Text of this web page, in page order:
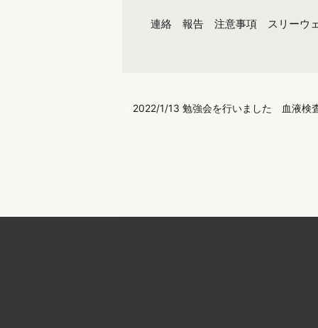
連絡 報告 注意事項 スリーウェ
2022/1/13 勉強会を行いました 血液検